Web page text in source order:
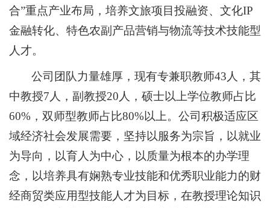
合”重点产业布局，培养文旅项目投融资、文化IP
金融转化、特色农副产品营销与物流等技术技能型
人才。
公司团队力量雄厚，现有专兼职教师43人，其
中教授7人，副教授20人，硕士以上学位教师占比
60%，双师型教师占比80%以上。公司积极适应区
域经济社会发展需要，坚持以服务为宗旨，以就业
为导向，以育人为中心，以质量为根本的办学理
念，以培养具有娴熟专业技能和优秀职业能力的财
经商贸类应用型技能人才为目标，在教授理论知识